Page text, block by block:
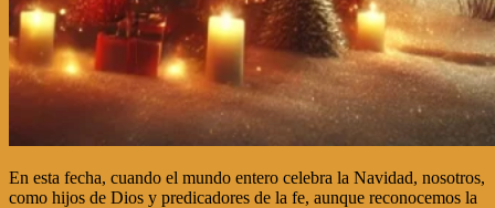
En esta fecha, cuando el mundo entero celebra la Navidad, nosotros,
como hijos de Dios y predicadores de la fe, aunque reconocemos la